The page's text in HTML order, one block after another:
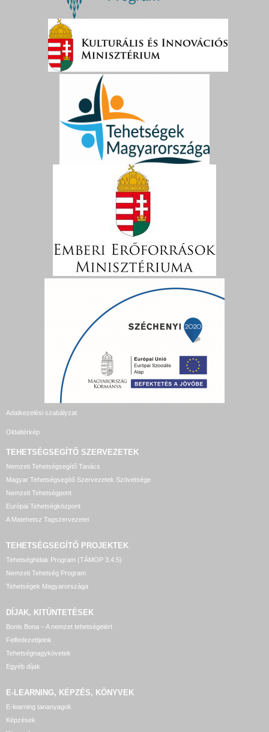
Adatkezelési szabályzat
Oldaltérkép
TEHETSÉGSEGÍTŐ SZERVEZETEK
Nemzeti Tehetségsegítő Tanács
Magyar Tehetségsegítő Szervezetek Szövetsége
Nemzeti Tehetségpont
Európai Tehetségközpont
A Matehetsz Tagszervezetei
TEHETSÉGSEGÍTŐ PROJEKTEK
Tehetséghidak Program (TÁMOP 3.4.5)
Nemzeti Tehetség Program
Tehetségek Magyarországa
DÍJAK, KITÜNTETÉSEK
Bonis Bona – A nemzet tehetségeiért
Felfedezettjeink
Tehetségnagykövetek
Egyéb díjak
E-LEARNING, KÉPZÉS, KÖNYVEK
E-learning tananyagok
Képzések